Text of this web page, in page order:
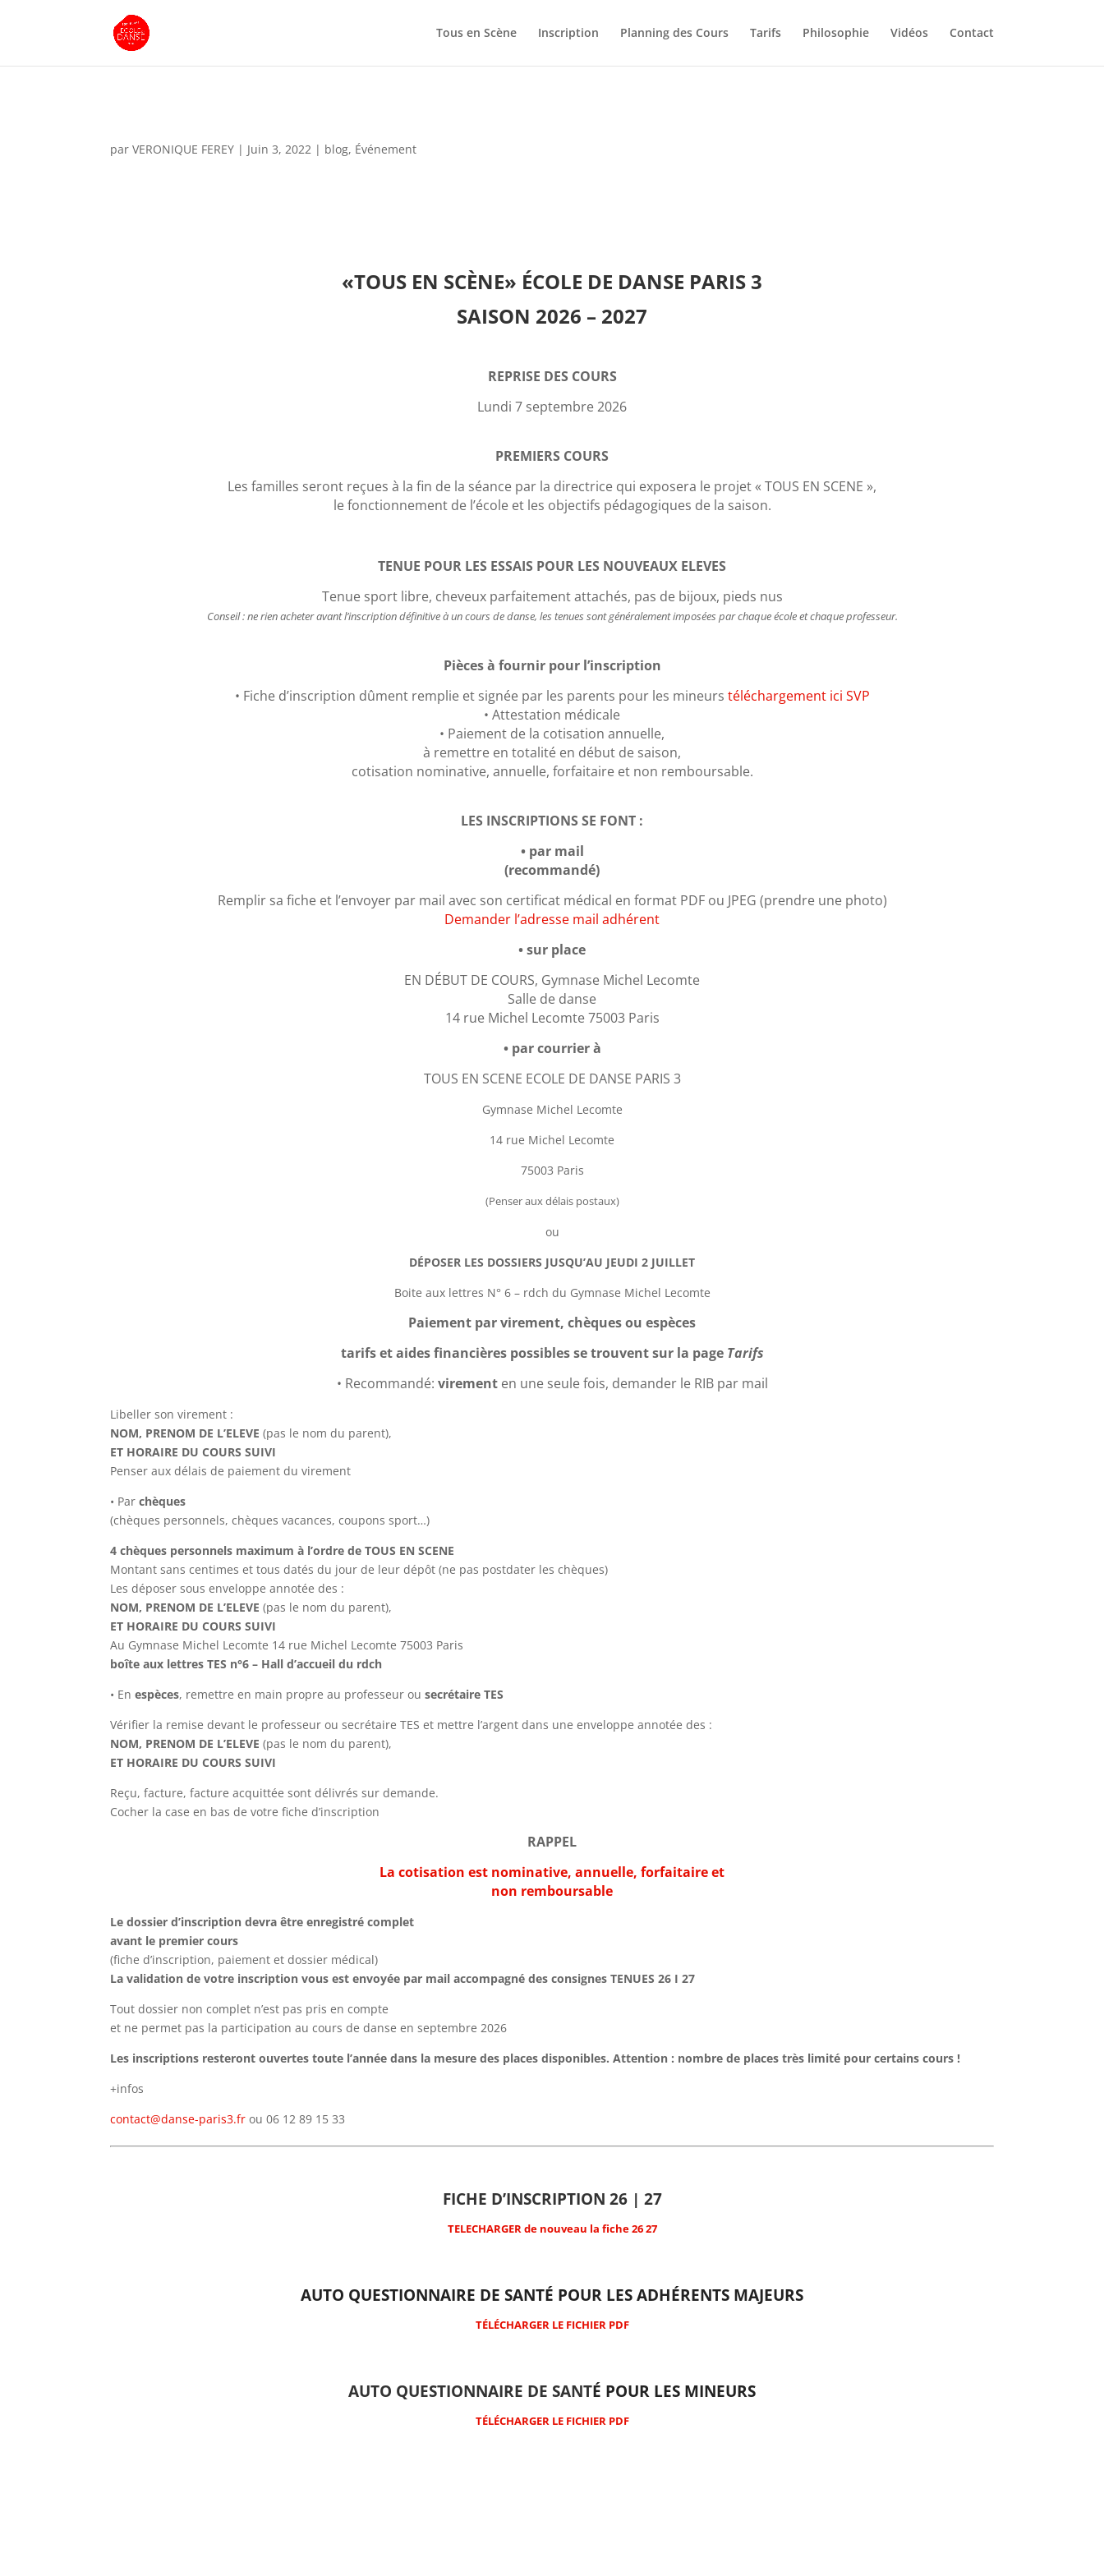
Tous en Scène Inscription Planning des Cours Tarifs Philosophie Vidéos Contact
parVERONIQUE FEREY | Juin 3, 2022 | blog, Événement
«TOUS EN SCÈNE» ÉCOLE DE DANSE PARIS 3
SAISON 2026 – 2027
REPRISE DES COURS
Lundi 7 septembre 2026
PREMIERS COURS
Les familles seront reçues à la fin de la séance par la directrice qui exposera le projet « TOUS EN SCENE »,
le fonctionnement de l’école et les objectifs pédagogiques de la saison.
TENUE POUR LES ESSAIS POUR LES NOUVEAUX ELEVES
Tenue sport libre, cheveux parfaitement attachés, pas de bijoux, pieds nus
Conseil : ne rien acheter avant l’inscription définitive à un cours de danse, les tenues sont généralement imposées par chaque école et chaque professeur.
Pièces à fournir pour l’inscription
• Fiche d’inscription dûment remplie et signée par les parents pour les mineurs téléchargement ici SVP
• Attestation médicale
• Paiement de la cotisation annuelle,
à remettre en totalité en début de saison,
cotisation nominative, annuelle, forfaitaire et non remboursable.
LES INSCRIPTIONS SE FONT :
•par mail
(recommandé)
Remplir sa fiche et l’envoyer par mail avec son certificat médical en format PDF ou JPEG (prendre une photo)
Demander l’adresse mail adhérent
• sur place
EN DÉBUT DE COURS, Gymnase Michel Lecomte
Salle de danse
14 rue Michel Lecomte 75003 Paris
• par courrier à
TOUS EN SCENE ECOLE DE DANSE PARIS 3
Gymnase Michel Lecomte
14 rue Michel Lecomte
75003 Paris
(Penser aux délais postaux)
ou
DÉPOSER LES DOSSIERS JUSQU’AU JEUDI 2 JUILLET
Boite aux lettres N° 6 – rdch du Gymnase Michel Lecomte
Paiement par virement, chèques ou espèces
tarifs et aides financières possibles se trouvent sur la page Tarifs
• Recommandé: virementen une seule fois, demander le RIB par mail
Libeller son virement :
NOM, PRENOM DE L’ELEVE (pas le nom du parent),
ET HORAIRE DU COURS SUIVI
Penser aux délais de paiement du virement
• Parchèques
(chèques personnels, chèques vacances, coupons sport…)
4 chèques personnels maximum à l’ordre de TOUS EN SCENE
Montant sans centimes et tous datés du jour de leur dépôt (ne pas postdater les chèques)
Les déposer sous enveloppe annotée des :
NOM, PRENOM DE L’ELEVE (pas le nom du parent),
ET HORAIRE DU COURS SUIVI
Au Gymnase Michel Lecomte 14 rue Michel Lecomte 75003 Paris
boîte aux lettres TES n°6 – Hall d’accueil du rdch
• Enespèces, remettre en main propre au professeur ousecrétaire TES
Vérifier la remise devant le professeur ou secrétaire TES et mettre l’argent dans une enveloppe annotée des :
NOM, PRENOM DE L’ELEVE (pas le nom du parent),
ET HORAIRE DU COURS SUIVI
Reçu, facture, facture acquittée sont délivrés sur demande.
Cocher la case en bas de votre fiche d’inscription
RAPPEL
La cotisation est nominative, annuelle, forfaitaire et
non remboursable
Le dossier d’inscription devra être enregistré complet
avant le premier cours
(fiche d’inscription, paiement et dossier médical)
La validation de votre inscription vous est envoyée par mail accompagné des consignes TENUES 26 I 27
Tout dossier non complet n’est pas pris en compte
et ne permet pas la participation au cours de danse en septembre 2026
Les inscriptions resteront ouvertes toute l’année dans la mesure des places disponibles. Attention : nombre de places très limité pour certains cours !
+infos
contact@danse-paris3.fr ou 06 12 89 15 33
FICHE D’INSCRIPTION 26 | 27
TELECHARGER de nouveau la fiche 26 27
AUTO QUESTIONNAIRE DE SANTÉ POUR LES ADHÉRENTS MAJEURS
TÉLÉCHARGER LE FICHIER PDF
AUTO QUESTIONNAIRE DE SANTÉ POUR LES MINEURS
TÉLÉCHARGER LE FICHIER PDF